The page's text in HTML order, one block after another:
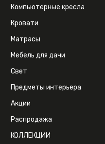
Компьютерные кресла
Кровати
Матрасы
Мебель для дачи
Свет
Предметы интерьера
Акции
Распродажа
КОЛЛЕКЦИИ